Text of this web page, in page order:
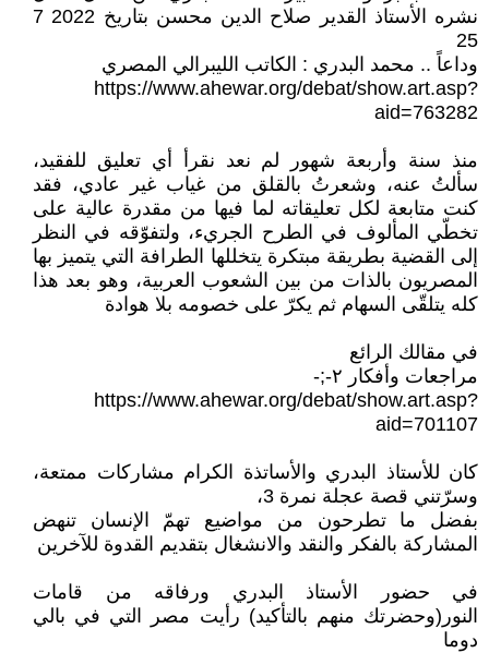
نشره الأستاذ القدير صلاح الدين محسن بتاريخ 2022 7
25
وداعاً .. محمد البدري : الكاتب الليبرالي المصري
https://www.ahewar.org/debat/show.art.asp?
aid=763282
منذ سنة وأربعة شهور لم نعد نقرأ أي تعليق للفقيد،
سألتُ عنه، وشعرتُ بالقلق من غياب غير عادي، فقد
كنت متابعة لكل تعليقاته لما فيها من مقدرة عالية على
تخطّي المألوف في الطرح الجريء، ولتفوّقه في النظر
إلى القضية بطريقة مبتكرة يتخللها الطرافة التي يتميز بها
المصريون بالذات من بين الشعوب العربية، وهو بعد هذا
كله يتلقّى السهام ثم يكرّ على خصومه بلا هوادة
في مقالك الرائع
مراجعات وأفكار ٢-;-
https://www.ahewar.org/debat/show.art.asp?
aid=701107
كان للأستاذ البدري والأساتذة الكرام مشاركات ممتعة،
وسرّتني قصة عجلة نمرة 3،
بفضل ما تطرحون من مواضيع تهمّ الإنسان تنهض
المشاركة بالفكر والنقد والانشغال بتقديم القدوة للآخرين
في حضور الأستاذ البدري ورفاقه من قامات
النور(وحضرتك منهم بالتأكيد) رأيت مصر التي في بالي
دوما